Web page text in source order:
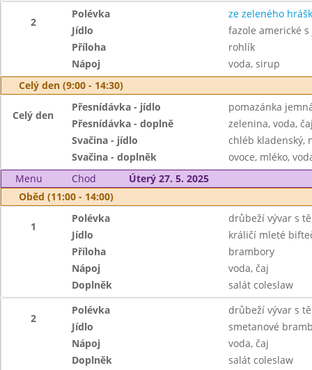
2
Polévka
ze zeleného
Jídlo
fazole americké
Příloha
rohlík
Nápoj
voda, sirup
Celý den (9:00 - 14:30)
Celý den
Přesnídávka - jídlo
pomazánka
Přesnídávka - doplně
zelenina, voda,
Svačina - jídlo
chléb kladenský,
Svačina - doplněk
ovoce, mléko,
Menu
Chod
Úterý 27. 5. 2025
Oběd (11:00 - 14:00)
1
Polévka
drůbeží vývar s
Jídlo
králičí mleté
Příloha
brambory
Nápoj
voda, čaj
Doplněk
salát coleslaw
2
Polévka
drůbeží vývar s
Jídlo
smetanové
Nápoj
voda, čaj
Doplněk
salát coleslaw